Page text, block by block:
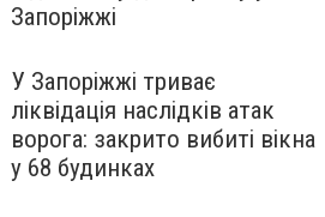
Запоріжжі
У Запоріжжі триває
ліквідація наслідків атак
ворога: закрито вибиті вікна
у 68 будинках